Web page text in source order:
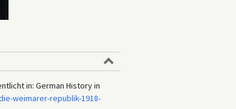
in: German History in
weimarer-republik-1918-